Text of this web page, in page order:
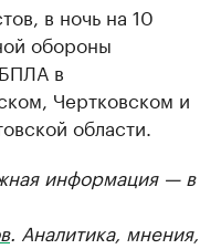
в ночь на 10
обороны
в
Чертковском и
области.
информация — в
. Аналитика, мнения,